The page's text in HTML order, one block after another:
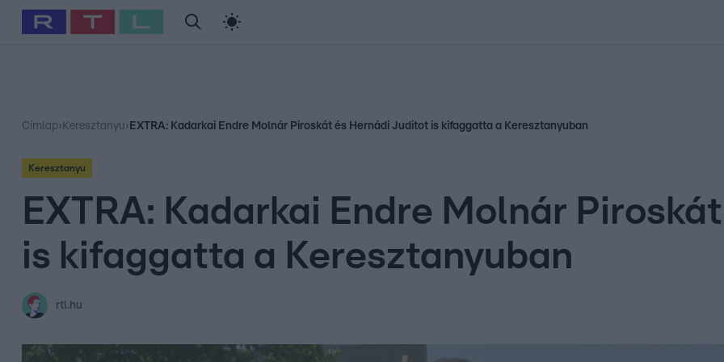
Babits Marcella Szellő István Most Wanted
Címlap› Keresztanyu› EXTRA: Kadarkai Endre Molnár Piroskát és Hernádi Juditot is kifaggatta a Keresztanyuban
Keresztanyu
EXTRA: Kadarkai Endre Molnár
is kifaggatta a Keresztanyuban
rtl.hu